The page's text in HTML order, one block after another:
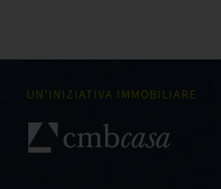
UN’INIZIATIVA IMMOBILIARE